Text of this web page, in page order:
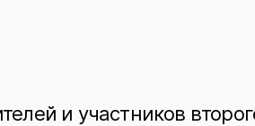
и участников